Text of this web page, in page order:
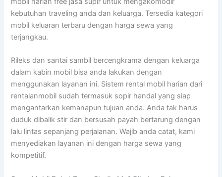
kebutuhan traveling anda dan keluarga. Tersedia kategori
mobil keluaran terbaru dengan harga sewa yang
terjangkau.
Rileks dan santai sambil bercengkrama dengan keluarga
dalam kabin mobil bisa anda lakukan dengan
menggunakan layanan ini. Sistem rental mobil harian dari
rentalanmobil sudah termasuk sopir handal yang siap
mengantarkan kemanapun tujuan anda. Anda tak harus
duduk dibalik stir dan bersusah payah bertarung dengan
lalu lintas sepanjang perjalanan. Wajib anda catat, kami
menyediakan layanan ini dengan harga sewa yang
kompetitif.